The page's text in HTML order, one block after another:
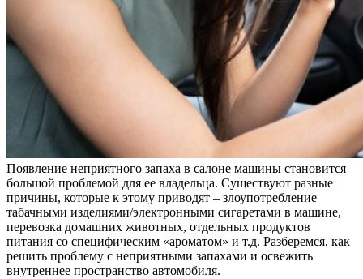
Появление неприятного запаха в салоне машины становится
большой проблемой для ее владельца. Существуют разные
причины, которые к этому приводят – злоупотребление
табачными изделиями/электронными сигаретами в машине,
перевозка домашних животных, отдельных продуктов
питания со специфическим «ароматом» и т.д. Разберемся, как
решить проблему с неприятными запахами и освежить
внутреннее пространство автомобиля.